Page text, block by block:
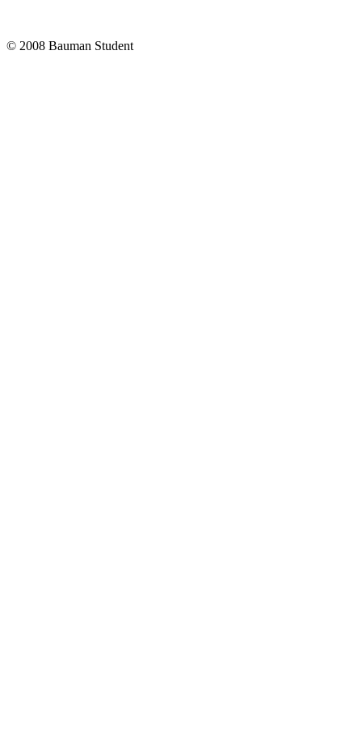
© 2008 Bauman Student